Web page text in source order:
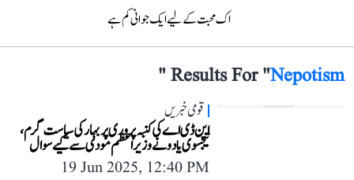
اک محبت کے لیے ایک جوانی کم ہے
Results For "Nepotism
"
قومی خبریں
این ڈی اے کی کنبہ پروری پر بہار کی سیاست گرم،
تیجسوی یادو نے وزیر اعظم مودی سے کیے سوال
19 Jun 2025, 12:40 PM